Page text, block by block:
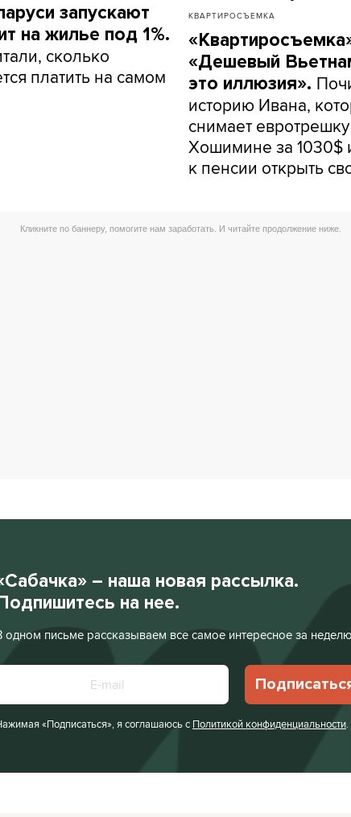
запускают
на жилье под 1%.
сколько
платить на самом
КВАРТИРОСЪЕМКА
«Дешевый
это иллюзия».
историю Ивана,
снимает
Хошимине за 1030$
к пенсии открыть
– наша новая рассылка.
на нее.
одном письме рассказываем все самое интересное за
«Подписаться», я соглашаюсь с Политикой конфиденциальности